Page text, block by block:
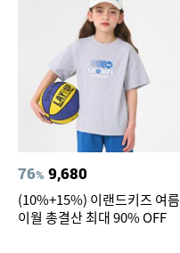
76% 9,680
(10%+15%) 이랜드키즈 여름
이월 총결산 최대 90% OFF